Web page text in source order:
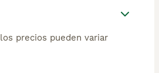
precios pueden variar